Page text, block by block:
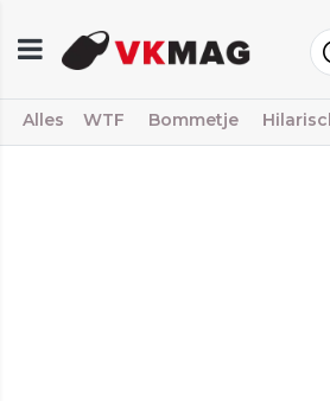
Alles WTF Bommetje